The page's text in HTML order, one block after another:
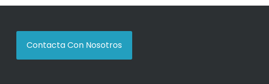
Contacta Con Nosotros